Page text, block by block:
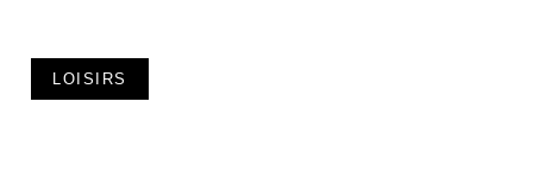
LOISIRS